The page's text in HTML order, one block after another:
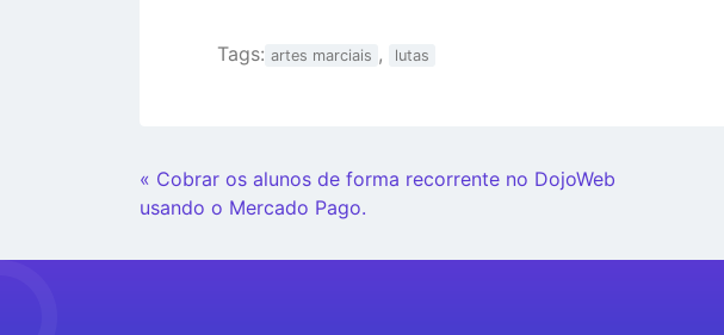
Tags: artes marciais , lutas
Continue
Lendo
« Cobrar os alunos de forma recorrente no DojoWeb
usando o Mercado Pago.